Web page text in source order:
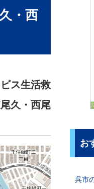
・西
ス生活救
久・西尾
お
呉市